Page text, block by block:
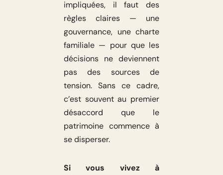
impliquées, il faut des
règles claires — une
gouvernance, une charte
familiale — pour que les
décisions ne deviennent
pas des sources de
tension. Sans ce cadre,
c’est souvent au premier
désaccord que le
patrimoine commence à
se disperser.
Si vous vivez à